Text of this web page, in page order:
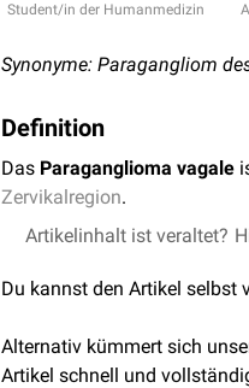
Student/in der Humanmedizin
Synonyme: Paragangliom
Definition
Das Paraganglioma vagale
Zervikalregion.
Artikelinhalt ist veraltet?
Du kannst den Artikel selbst
Alternativ kümmert sich
Artikel schnell und